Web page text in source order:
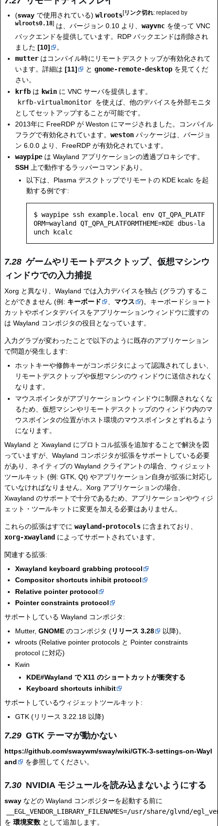
(sway で使用されている)wlroots[リンク切れ: replaced by
wlroots0.18] は、バージョン 0.10 より、wayvnc を使って VNC
バックエンドを提供しています。RDP バックエンドは削除され
ました[10]
。
mutter はコンパイル時にリモートデスクトップが有効化されて
います。詳細は[11] とgnome-remote-desktop を見てくだ
さい。
krfb は kwin に VNC サーバを提供します。
krfb-virtualmonitor を使えば、他のデバイスを外部モニタ
としてセットアップすることが可能です。
2013年に FreeRDP が Weston にマージされました。コンパイル
フラグで有効化されています。weston パッケージは、バージョ
ン 6.0.0 より、FreeRDP が有効化されています。
waypipe は Wayland アプリケーションの透過プロキシです。
SSH 上で動作するラッパーコマンドあり。
以下は、Plasma デスクトップでリモートの KDE kcalc を起
動する例です:
$ waypipe ssh example.local env QT_QPA_PLATF
ORM=wayland QT_QPA_PLATFORMTHEME=KDE dbus-la
unch kcalc
ゲームやリモートデスクトップ、仮想マシンウ
ィンドウでの入力捕捉
Xorg と異なり、Wayland では入力デバイスを独占 (グラブ) するこ
とができません (例: キーボード 、 マウス
)。キーボードショート
カットやポインタデバイスをアプリケーションウィンドウに渡すの
は Wayland コンポジタの役目となっています。
入力グラブが変わったことで以下のように既存のアプリケーション
で問題が発生します:
ホットキーや修飾キーがコンポジタによって認識されてしまい、
リモートデスクトップや仮想マシンのウィンドウに送信されなく
なります。
マウスポインタがアプリケーションウィンドウに制限されなくな
るため、仮想マシンやリモートデスクトップのウィンドウ内のマ
ウスポインタの位置がホスト環境のマウスポインタとずれるよう
になります。
Wayland と Xwayland にプロトコル拡張を追加することで解決を図
っていますが、Wayland コンポジタが拡張をサポートしている必要
があり、ネイティブの Wayland クライアントの場合、ウィジェット
ツールキット (例: GTK, Qt) やアプリケーション自身が拡張に対応し
ていなければなりません。Xorg アプリケーションの場合、
Xwayland のサポートで十分であるため、アプリケーションやウィジ
ェット・ツールキットに変更を加える必要はありません。
これらの拡張はすでに wayland-protocols に含まれており、
xorg-xwayland によってサポートされています。
関連する拡張:
Xwayland keyboard grabbing protocol
Compositor shortcuts inhibit protocol
Relative pointer protocol
Pointer constraints protocol
サポートしている Wayland コンポジタ:
Mutter,GNOME のコンポジタ (リリース 3.28
以降)。
wlroots (Relative pointer protocols と Pointer constraints
protocol に対応)
Kwin
KDE#Wayland で X11 のショートカットが衝突する
Keyboard shortcuts inhibit
サポートしているウィジェットツールキット:
GTK (リリース 3.22.18 以降)
GTK テーマが動かない
https://github.com/swaywm/sway/wiki/GTK-3-settings-on-Wayl
and
を参照してください。
NVIDIA モジュールを読み込まないようにする
sway などの Wayland コンポジターを起動する前に
__EGL_VENDOR_LIBRARY_FILENAMES=/usr/share/glvnd/
を 環境変数 として追加します。